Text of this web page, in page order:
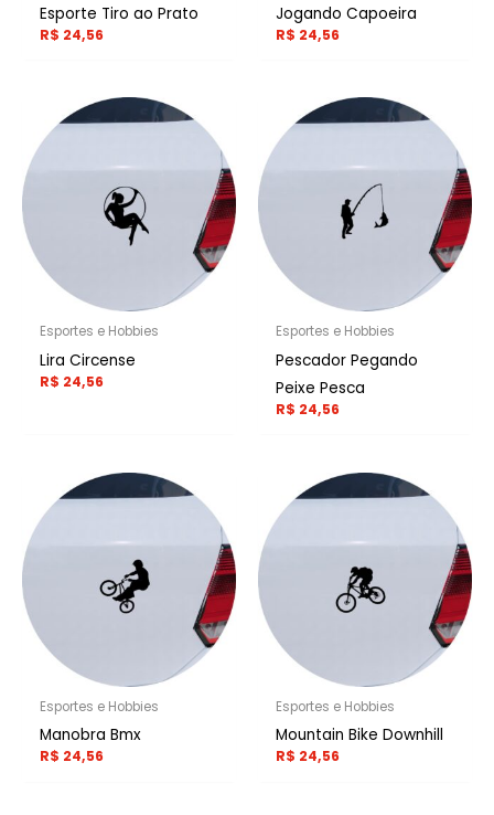
Esporte Tiro ao Prato
R$ 24,56
Jogando Capoeira
R$ 24,56
Esportes e Hobbies
Lira Circense
R$ 24,56
Esportes e Hobbies
Pescador Pegando
Peixe Pesca
R$ 24,56
Esportes e Hobbies
Manobra Bmx
R$ 24,56
Esportes e Hobbies
Mountain Bike Downhill
R$ 24,56